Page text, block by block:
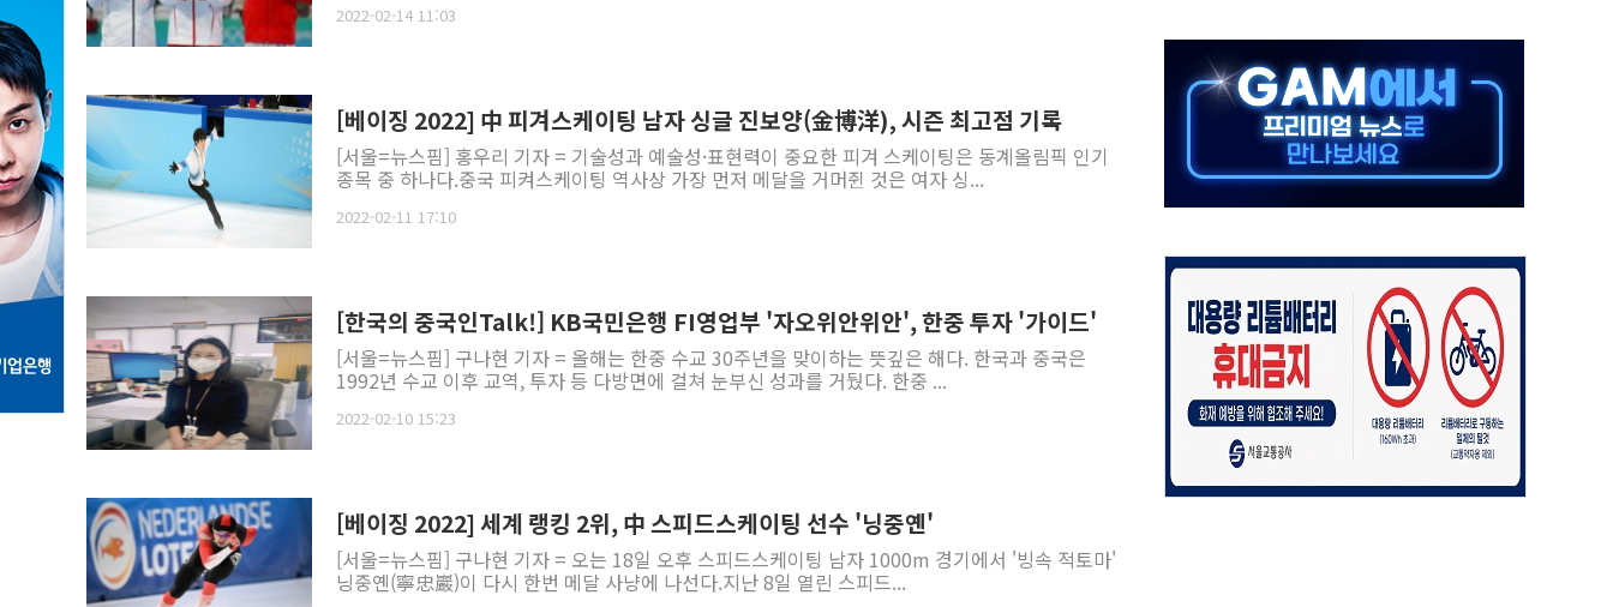
AI 연산은 포항, 전력 저장은 영광…지역펀드 9·10호 확정
한국투자증권, 국내 최초 상반기 영업이익 2조 돌파
[IPO] 니어스랩 "피지컬 AI 자율비행 기술로 글로벌 방산 시장 공략"
2022-02-14 11:03
[베이징 2022] 中 피겨스케이팅 남자 싱글 진보양(金博洋), 시즌 최고점 기록
[서울=뉴스핌] 홍우리 기자 = 기술성과 예술성·표현력이 중요한 피겨 스케이팅은 동계올림픽 인기
종목 중 하나다.중국 피켜스케이팅 역사상 가장 먼저 메달을 거머쥔 것은 여자 싱...
2022-02-11 17:10
[한국의 중국인Talk!] KB국민은행 FI영업부 '자오위안위안', 한중 투자 '가이드'
[서울=뉴스핌] 구나현 기자 = 올해는 한중 수교 30주년을 맞이하는 뜻깊은 해다. 한국과 중국은
1992년 수교 이후 교역, 투자 등 다방면에 걸쳐 눈부신 성과를 거뒀다. 한중 ...
2022-02-10 15:23
[베이징 2022] 세계 랭킹 2위, 中 스피드스케이팅 선수 '닝중옌'
[서울=뉴스핌] 구나현 기자 = 오는 18일 오후 스피드스케이팅 남자 1000m 경기에서 '빙속 적토마'
닝중옌(寧忠巖)이 다시 한번 메달 사냥에 나선다.지난 8일 열린 스피드...